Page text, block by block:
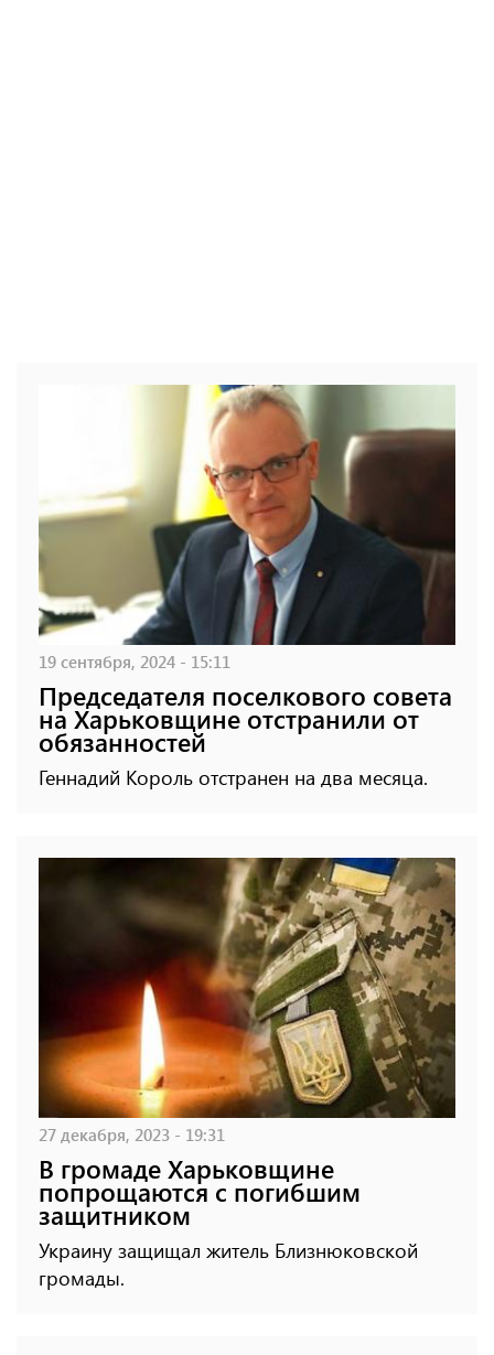
19 сентября, 2024 - 15:11
Председателя поселкового совета
на Харьковщине отстранили от
обязанностей
Геннадий Король отстранен на два месяца.
27 декабря, 2023 - 19:31
В громаде Харьковщине
попрощаются с погибшим
защитником
Украину защищал житель Близнюковской
громады.